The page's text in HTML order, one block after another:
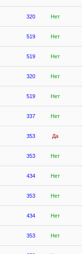
320 Нет
519 Нет
519 Нет
320 Нет
519 Нет
337 Нет
353 Да
353 Нет
434 Нет
353 Нет
434 Нет
353 Нет